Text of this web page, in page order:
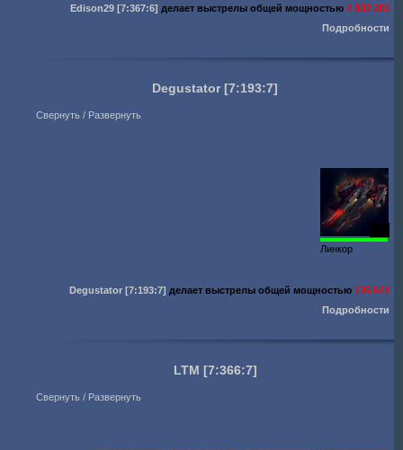
Edison29 [7:367:6] делает выстрелы общей мощностью4 832 283
Подробности
Degustator [7:193:7]
Свернуть / Развернуть
Линкор
Degustator [7:193:7] делает выстрелы общей мощностью126 641
Подробности
LTM [7:366:7]
Свернуть / Развернуть